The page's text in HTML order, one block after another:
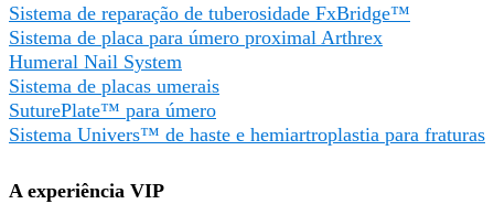
Sistema de reparação de tuberosidade FxBridge™
Sistema de placa para úmero proximal Arthrex
Humeral Nail System
Sistema de placas umerais
SuturePlate™ para úmero
Sistema Univers™ de haste e hemiartroplastia para fraturas
A experiência VIP